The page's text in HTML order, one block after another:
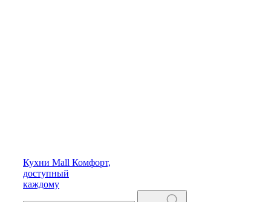
Кухни Mall Комфорт,
доступный
каждому